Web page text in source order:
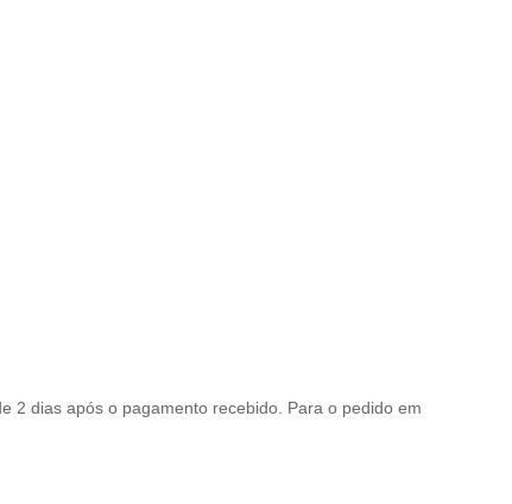
2 dias após o pagamento recebido. Para o pedido em